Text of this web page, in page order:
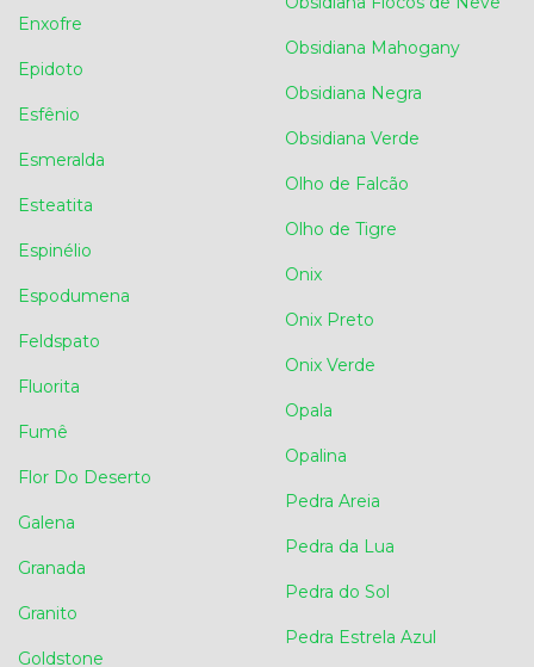
Enxofre
Epidoto
Esfênio
Esmeralda
Esteatita
Espinélio
Espodumena
Feldspato
Fluorita
Fumê
Flor Do Deserto
Galena
Granada
Granito
Goldstone
Obsidiana Mahogany
Obsidiana Negra
Obsidiana Verde
Olho de Falcão
Olho de Tigre
Onix
Onix Preto
Onix Verde
Opala
Opalina
Pedra Areia
Pedra da Lua
Pedra do Sol
Pedra Estrela Azul